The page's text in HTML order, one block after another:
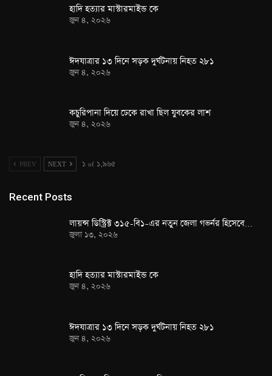
হাদি হত্যার মাস্টারমাইন্ড কে
জুন ৪, ২০২৬
ঈদযাত্রার ১৩ দিনে সড়ক দুর্ঘটনায় নিহত ২৮১
জুন ৪, ২০২৬
কচুরিপানা দিয়ে ঢেকে রাখা ছিল যুবকের লাশ
জুন ৪, ২০২৬
PREV NEXT ১ of ১,৯৬৫
Recent Posts
লায়ন্স ডিস্ট্রিক্ট ৩১৫-বি১-এর নতুন জেলা গভর্নর হিসেবে…
জুলা ১৩, ২০২৬
হাদি হত্যার মাস্টারমাইন্ড কে
জুন ৪, ২০২৬
ঈদযাত্রার ১৩ দিনে সড়ক দুর্ঘটনায় নিহত ২৮১
জুন ৪, ২০২৬